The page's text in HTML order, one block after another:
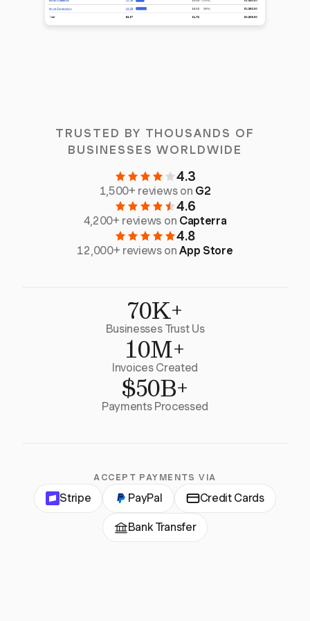
TRUSTED BY THOUSANDS OF
BUSINESSES WORLDWIDE
4.3
1,500+ reviews on G2
4.6
4,200+ reviews on Capterra
4.8
12,000+ reviews onApp Store
70K+
Businesses Trust Us
10M+
Invoices Created
$50B+
Payments Processed
ACCEPT PAYMENTS VIA
Stripe PayPal Credit Cards
Bank Transfer